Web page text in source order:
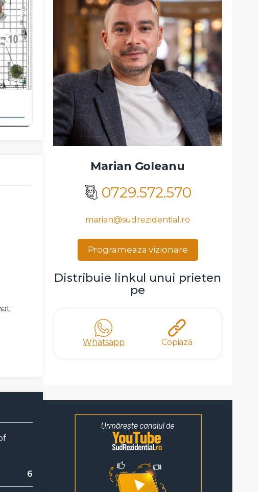
6
Marian Goleanu
0729.572.570
marian@sudrezidential.ro
Programeaza vizionare
Distribuie linkul unui prieten
pe
Whatsapp Copiază